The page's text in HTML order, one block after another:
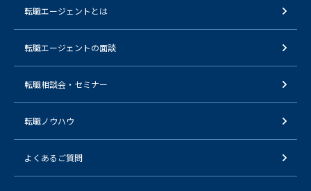
転職エージェントとは
転職エージェントの面談
転職相談会・セミナー
転職ノウハウ
よくあるご質問